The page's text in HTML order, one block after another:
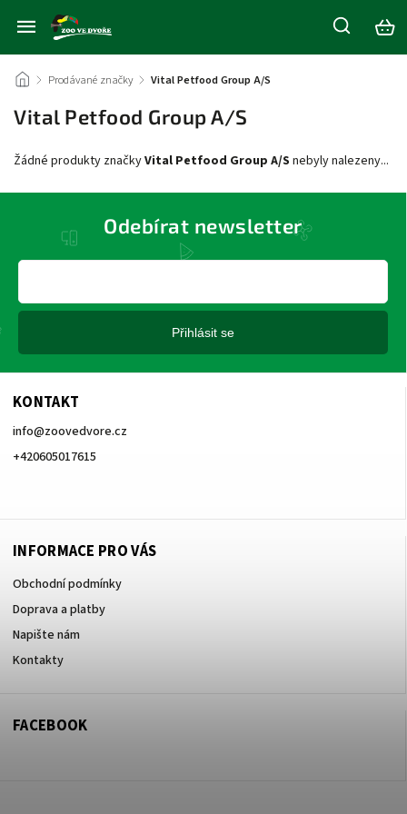
/ Prodávané značky / Vital Petfood Group A/S
Vital Petfood Group A/S
Žádné produkty značkyVital Petfood Group A/S nebyly nalezeny...
KONTAKT
info@zoovedvore.cz
+420605017615
INFORMACE PRO VÁS
Obchodní podmínky
Doprava a platby
Napište nám
Kontakty
Odebírat newsletter
Přihlásit se
FACEBOOK